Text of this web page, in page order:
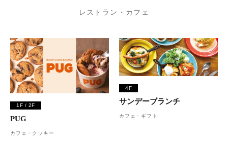
レストラン・カフェ
1F / 2F
PUG
カフェ・クッキー
4F
サンデーブランチ
カフェ・ギフト